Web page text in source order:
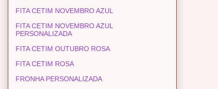
FITA CETIM NOVEMBRO AZUL
FITA CETIM NOVEMBRO AZUL
PERSONALIZADA
FITA CETIM OUTUBRO ROSA
FITA CETIM ROSA
FRONHA PERSONALIZADA